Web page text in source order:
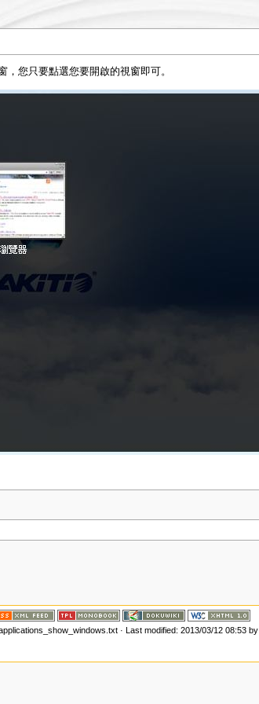
您只要點選您要開啟的視窗即可。
· Last modified: 2013/03/12 08:53 by